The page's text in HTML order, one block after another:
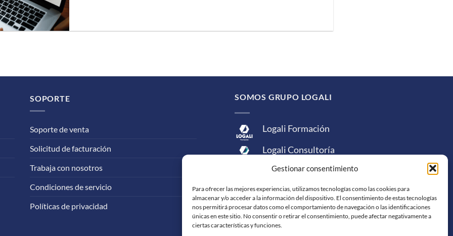
Gestionar consentimiento
Para ofrecer las mejores experiencias, utilizamos tecnologías como las cookies para
almacenar y/o acceder a la información del dispositivo. El consentimiento de estas tecnologías
nos permitirá procesar datos como el comportamiento de navegación o las identificaciones
únicas en este sitio. No consentir o retirar el consentimiento, puede afectar negativamente a
ciertas características y funciones.
SOPORTE
Soporte de venta
Solicitud de facturación
Trabaja con nosotros
Condiciones de servicio
Políticas de privacidad
SOMOS GRUPO LOGALI
Logali Formación
Logali Consultoría
Logali Ingeniería